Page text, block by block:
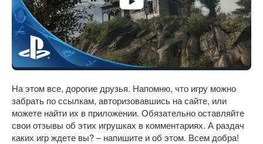
На этом все, дорогие друзья. Напомню, что игру можно
забрать по ссылкам, авторизовавшись на сайте, или
можете найти их в приложении. Обязательно оставляйте
свои отзывы об этих игрушках в комментариях. А раздач
каких игр ждете вы? – напишите и об этом. Всем добра!